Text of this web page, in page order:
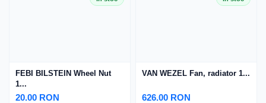
FEBI BILSTEIN Wheel Nut
1...
20.00 RON
VAN WEZEL Fan, radiator 1...
626.00 RON